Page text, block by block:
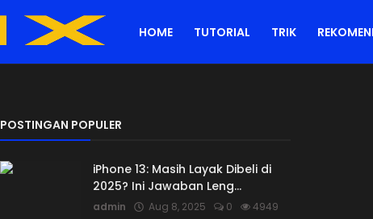
HOME TUTORIAL TRIK
POSTINGAN POPULER
iPhone 13: Masih Layak Dibeli di
2025? Ini Jawaban Leng...
admin Aug 8, 2025 0 4949